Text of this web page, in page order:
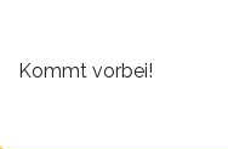
Kommt vorbei!